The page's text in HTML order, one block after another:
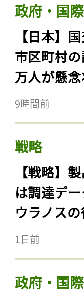
政府・国
【日本】
市区町村
万人が懸
9時間前
戦略
【戦略】
は調達デ
ウラノス
1日前
政府・国